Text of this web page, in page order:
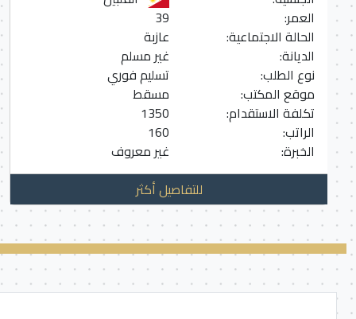
العمر:
الحالة الاجتماعية:
عازبة
الديانة:
غير مسلم
نوع الطلب:
تسليم فوري
موقع المكتب:
مسقط
تكلفة الاستقدام:
1350
الراتب:
160
الخبرة:
غير معروف
للتفاصيل أكثر